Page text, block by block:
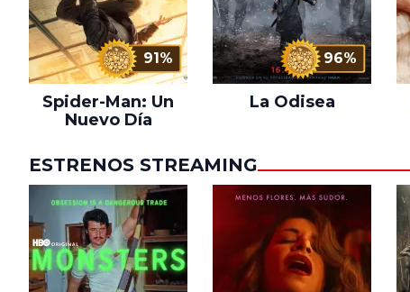
91%
Spider-Man: Un
Nuevo Día
96%
La Odisea
ESTRENOS STREAMING